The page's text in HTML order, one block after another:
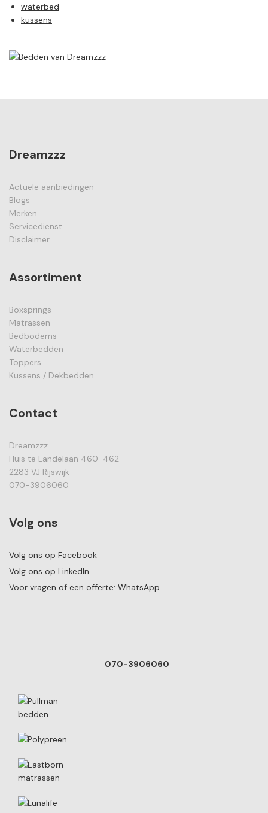
waterbed
kussens
Dreamzzz
Actuele aanbiedingen
Blogs
Merken
Servicedienst
Disclaimer
Assortiment
Boxsprings
Matrassen
Bedbodems
Waterbedden
Toppers
Kussens / Dekbedden
Contact
Dreamzzz
Huis te Landelaan 460-462
2283 VJ Rijswijk
070-3906060
Volg ons
Volg ons op Facebook
Volg ons op LinkedIn
Voor vragen of een offerte: WhatsApp
070-3906060